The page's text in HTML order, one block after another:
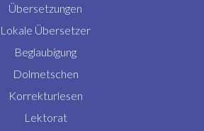
Übersetzungen
Lokale Übersetzer
Beglaubigung
Dolmetschen
Korrekturlesen
Lektorat